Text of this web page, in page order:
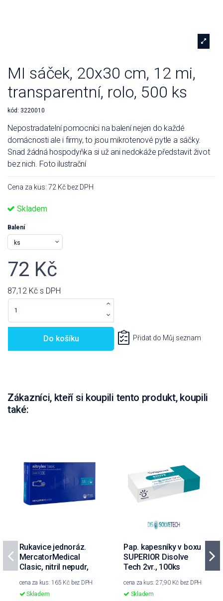
MI sáček, 20x30 cm, 12 mi,
transparentní, rolo, 500 ks
kód: 3220010
Nepostradatelní pomocníci na balení nejen do každé
domácnosti ale i firmy, to jsou mikrotenové pytle a sáčky.
Snad žádná hospodyňka si už ani nedokáže představit život
bez nich. Foto ilustrační
Cena za kus: 72 Kč bez DPH
Skladem
Balení
72 Kč
87,12 Kč s DPH
Do košíku Přidat do Můj seznam
Zákazníci, kteří si koupili tento produkt, koupili
také:
Rukavice jednoráz.
MercatorMedical
Clasic, nitril nepudr,
cena za kus: 165 Kč bez DPH
Skladem
Pap. kapesníky v boxu
SUPERIOR Disolve
Tech 2vr., 100ks
cena za kus: 27,90 Kč bez DPH
Skladem